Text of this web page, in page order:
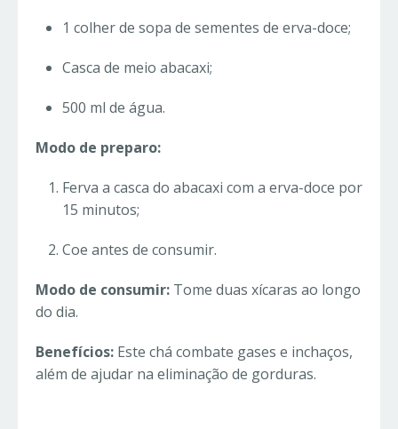
1 colher de sopa de sementes de erva-doce;
Casca de meio abacaxi;
500 ml de água.
Modo de preparo:
Ferva a casca do abacaxi com a erva-doce por
15 minutos;
Coe antes de consumir.
Modo de consumir: Tome duas xícaras ao longo
do dia.
Benefícios: Este chá combate gases e inchaços,
além de ajudar na eliminação de gorduras.